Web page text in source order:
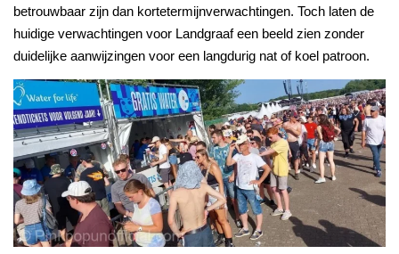
betrouwbaar zijn dan kortetermijnverwachtingen. Toch laten de
huidige verwachtingen voor Landgraaf een beeld zien zonder
duidelijke aanwijzingen voor een langdurig nat of koel patroon.